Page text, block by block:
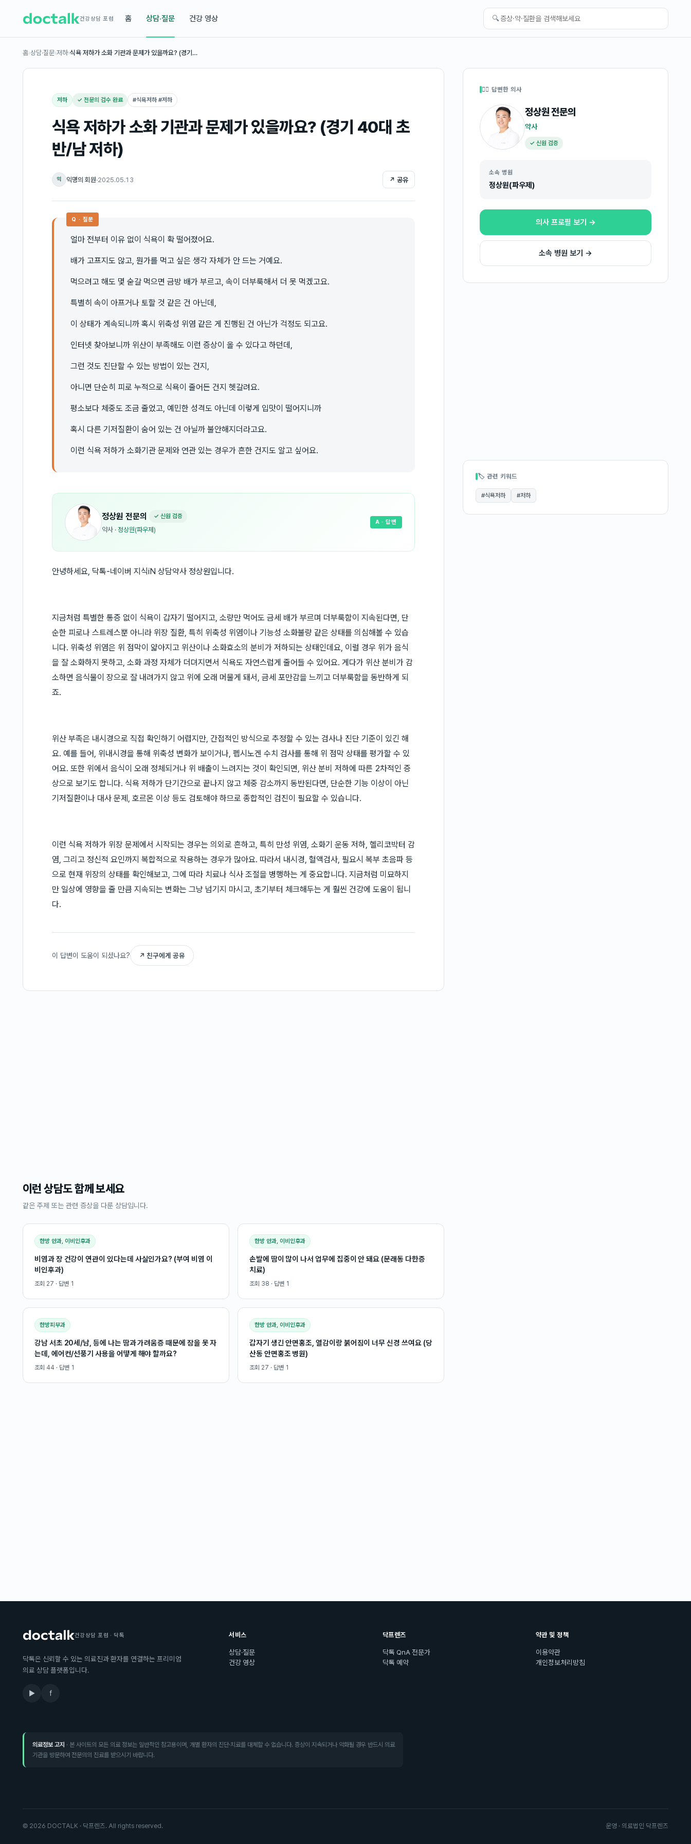
건강상담 포럼 홈 상담·질문 건강 영상 🔍
홈›상담·질문›저하›식욕 저하가 소화 기관과 문제가 있을까요? (경기…
저하 ✓ 전문의 검수 완료 #식욕저하 #저하
식욕 저하가 소화 기관과 문제가 있을까요? (경기 40대 초
반/남 저하)
익 익명의 회원·2025.05.13 ↗ 공유
Q · 질문
얼마 전부터 이유 없이 식욕이 확 떨어졌어요.
배가 고프지도 않고, 뭔가를 먹고 싶은 생각 자체가 안 드는 거예요.
먹으려고 해도 몇 숟갈 먹으면 금방 배가 부르고, 속이 더부룩해서 더 못 먹겠고요.
특별히 속이 아프거나 토할 것 같은 건 아닌데,
이 상태가 계속되니까 혹시 위축성 위염 같은 게 진행된 건 아닌가 걱정도 되고요.
인터넷 찾아보니까 위산이 부족해도 이런 증상이 올 수 있다고 하던데,
그런 것도 진단할 수 있는 방법이 있는 건지,
아니면 단순히 피로 누적으로 식욕이 줄어든 건지 헷갈려요.
평소보다 체중도 조금 줄었고, 예민한 성격도 아닌데 이렇게 입맛이 떨어지니까
혹시 다른 기저질환이 숨어 있는 건 아닐까 불안해지더라고요.
이런 식욕 저하가 소화기관 문제와 연관 있는 경우가 흔한 건지도 알고 싶어요.
정상원 전문의 ✓ 신원 검증
약사 · 정상원(파우제)
A · 답변
안녕하세요, 닥톡-네이버 지식iN 상담약사 정상원입니다.
지금처럼 특별한 통증 없이 식욕이 갑자기 떨어지고, 소량만 먹어도 금세 배가 부르며 더부룩함이 지속된다면, 단
순한 피로나 스트레스뿐 아니라 위장 질환, 특히 위축성 위염이나 기능성 소화불량 같은 상태를 의심해볼 수 있습
니다. 위축성 위염은 위 점막이 얇아지고 위산이나 소화효소의 분비가 저하되는 상태인데요, 이럴 경우 위가 음식
을 잘 소화하지 못하고, 소화 과정 자체가 더뎌지면서 식욕도 자연스럽게 줄어들 수 있어요. 게다가 위산 분비가 감
소하면 음식물이 장으로 잘 내려가지 않고 위에 오래 머물게 돼서, 금세 포만감을 느끼고 더부룩함을 동반하게 되
죠.
위산 부족은 내시경으로 직접 확인하기 어렵지만, 간접적인 방식으로 추정할 수 있는 검사나 진단 기준이 있긴 해
요. 예를 들어, 위내시경을 통해 위축성 변화가 보이거나, 펩시노겐 수치 검사를 통해 위 점막 상태를 평가할 수 있
어요. 또한 위에서 음식이 오래 정체되거나 위 배출이 느려지는 것이 확인되면, 위산 분비 저하에 따른 2차적인 증
상으로 보기도 합니다. 식욕 저하가 단기간으로 끝나지 않고 체중 감소까지 동반된다면, 단순한 기능 이상이 아닌
기저질환이나 대사 문제, 호르몬 이상 등도 검토해야 하므로 종합적인 검진이 필요할 수 있습니다.
이런 식욕 저하가 위장 문제에서 시작되는 경우는 의외로 흔하고, 특히 만성 위염, 소화기 운동 저하, 헬리코박터 감
염, 그리고 정신적 요인까지 복합적으로 작용하는 경우가 많아요. 따라서 내시경, 혈액검사, 필요시 복부 초음파 등
으로 현재 위장의 상태를 확인해보고, 그에 따라 치료나 식사 조절을 병행하는 게 중요합니다. 지금처럼 미묘하지
만 일상에 영향을 줄 만큼 지속되는 변화는 그냥 넘기지 마시고, 초기부터 체크해두는 게 훨씬 건강에 도움이 됩니
다.
이 답변이 도움이 되셨나요? ↗ 친구에게 공유
이런 상담도 함께 보세요
같은 주제 또는 관련 증상을 다룬 상담입니다.
한방 안과, 이비인후과
비염과 장 건강이 연관이 있다는데 사실인가요? (부여 비염 이
비인후과)
조회 27 · 답변 1
한방 안과, 이비인후과
손발에 땀이 많이 나서 업무에 집중이 안 돼요 (문래동 다한증
치료)
조회 38 · 답변 1
한방피부과
강남 서초 20세/남, 등에 나는 땀과 가려움증 때문에 잠을 못 자
는데, 에어컨/선풍기 사용을 어떻게 해야 할까요?
조회 44 · 답변 1
한방 안과, 이비인후과
갑자기 생긴 안면홍조, 열감이랑 붉어짐이 너무 신경 쓰여요 (당
산동 안면홍조 병원)
조회 27 · 답변 1
👩‍⚕️ 답변한 의사
정상원전문의
약사
✓ 신원 검증
소속 병원
정상원(파우제)
의사 프로필 보기 →
소속 병원 보기 →
🏷 관련 키워드
#식욕저하 #저하
건강상담 포럼 · 닥톡
닥톡은 신뢰할 수 있는 의료진과 환자를 연결하는 프리미엄
의료 상담 플랫폼입니다.
▶ f
서비스
상담·질문
건강 영상
닥프렌즈
닥톡 QnA 전문가
닥톡 예약
약관 및 정책
이용약관
개인정보처리방침
의료정보 고지 · 본 사이트의 모든 의료 정보는 일반적인 참고용이며, 개별 환자의 진단·치료를 대체할 수 없습니다. 증상이 지속되거나 악화될 경우 반드시 의료
기관을 방문하여 전문의의 진료를 받으시기 바랍니다.
© 2026 DOCTALK · 닥프렌즈. All rights reserved. 운영 · 의료법인 닥프렌즈